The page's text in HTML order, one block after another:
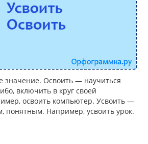
значение. Освоить — научиться
включить в круг своей
освоить компьютер. Усвоить —
понятным. Например, усвоить урок.